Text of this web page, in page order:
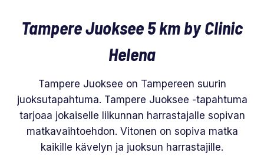
Tampere Juoksee 5 km by Clinic
Helena
Tampere Juoksee on Tampereen suurin
juoksutapahtuma. Tampere Juoksee -tapahtuma
tarjoaa jokaiselle liikunnan harrastajalle sopivan
matkavaihtoehdon. Vitonen on sopiva matka
kaikille kävelyn ja juoksun harrastajille.